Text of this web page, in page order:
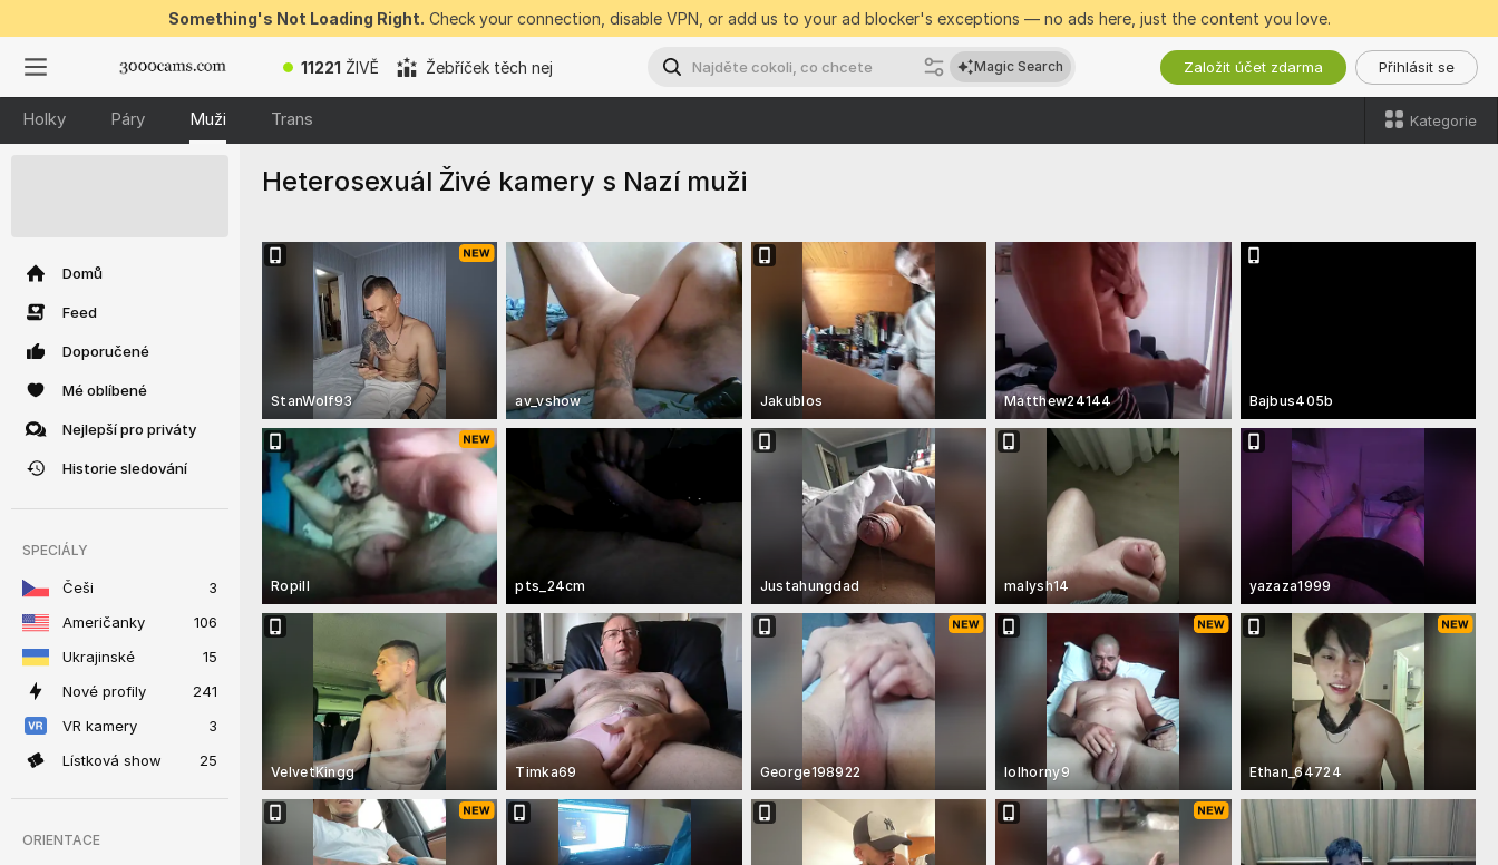
Something's Not Loading Right. Check your connection, disable VPN, or add us to your ad blocker's exceptions — no ads here, just the content you love.
11221 ŽIVĚ Žebříček těch nej Magic Search Založit účet zdarma Přihlásit se
Holky Páry Muži Trans Kategorie
Domů
Feed
Doporučené
Mé oblíbené
Nejlepší pro priváty
Historie sledování
SPECIÁLY
Češi
3
Američanky
106
Ukrajinské
15
Nové profily
241
VR kamery
3
Lístková show
25
ORIENTACE
Heterosexuál Živé kamery s Nazí muži
StanWolf93 av_vshow Jakublos Matthew24144 Bajbus405b
Ropill pts_24cm Justahungdad malysh14 yazaza1999
VelvetKingg Timka69 George198922 lolhorny9 Ethan_64724